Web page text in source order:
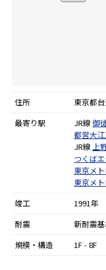
住所
東京都
最寄り駅
JR線御
都営大
JR線上
つくば
東京メ
東京メ
竣工
1991年
耐震
新耐震
規模・構造
1F - 8F